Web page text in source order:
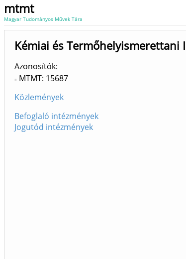
mtmt
Magyar Tudományos Művek Tára
Kémiai és Termőhelyismerettani
Azonosítók
MTMT: 15687
Közlemények
Befoglaló intézmények
Jogutód intézmények